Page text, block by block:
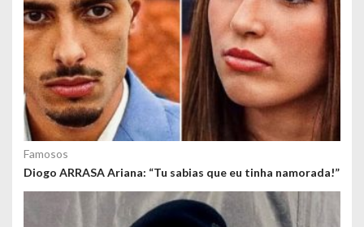
Famosos
Diogo ARRASA Ariana: “Tu sabias que eu tinha namorada!”